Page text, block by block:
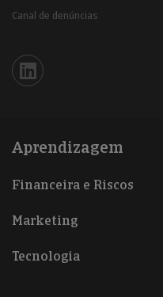
Canal de denúncias
Iberinform en Linkedin
Aprendizagem
Financeira e Riscos
Marketing
Tecnologia